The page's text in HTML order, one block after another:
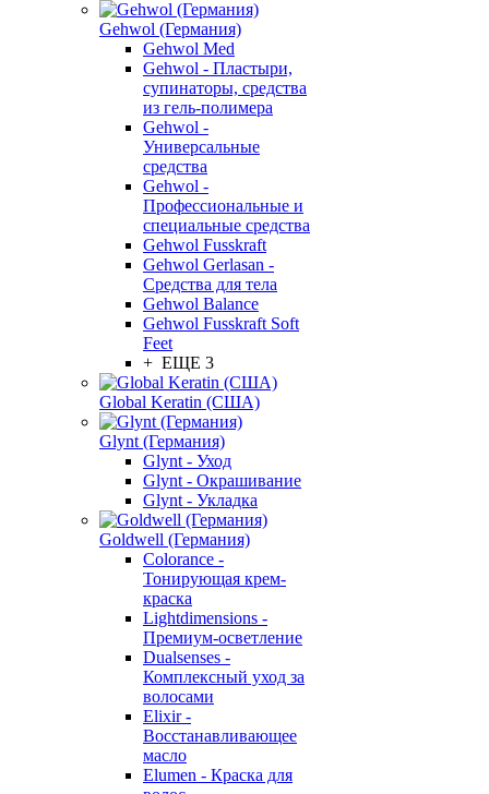
Gehwol (Германия)
Gehwol Med
Gehwol - Пластыри,
супинаторы, средства
из гель-полимера
Gehwol -
Универсальные
средства
Gehwol -
Профессиональные и
специальные средства
Gehwol Fusskraft
Gehwol Gerlasan -
Средства для тела
Gehwol Balance
Gehwol Fusskraft Soft
Feet
+ ЕЩЕ 3
Global Keratin (США)
Glynt (Германия)
Glynt - Уход
Glynt - Окрашивание
Glynt - Укладка
Goldwell (Германия)
Colorance -
Тонирующая крем-
краска
Lightdimensions -
Премиум-осветление
Dualsenses -
Комплексный уход за
волосами
Elixir -
Восстанавливающее
масло
Elumen - Краска для